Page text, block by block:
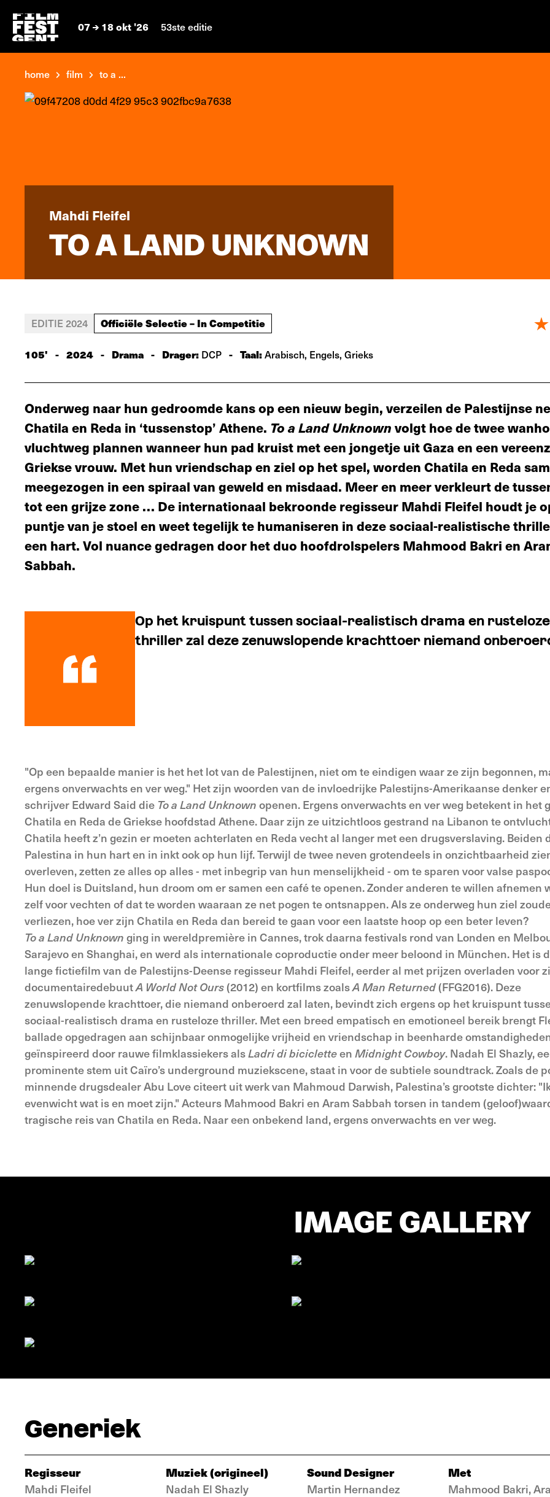
07 18 okt '26 53ste editie
home film to a ...
Mahdi Fleifel
TO A LAND UNKNOWN
EDITIE 2024 Officiële Selectie – In Competitie
105' - 2024 - Drama - Drager: DCP - Taal:Arabisch, Engels, Grieks
Onderweg naar hun gedroomde kans op een nieuw begin, verzeilen de Palestijnse
Chatila en Reda in ‘tussenstop’ Athene. To a Land Unknown volgt hoe de twee
vluchtweg plannen wanneer hun pad kruist met een jongetje uit Gaza en een
Griekse vrouw. Met hun vriendschap en ziel op het spel, worden Chatila en Reda
meegezogen in een spiraal van geweld en misdaad. Meer en meer verkleurt de
tot een grijze zone … De internationaal bekroonde regisseur Mahdi Fleifel houdt je
puntje van je stoel en weet tegelijk te humaniseren in deze sociaal-realistische
een hart. Vol nuance gedragen door het duo hoofdrolspelers Mahmood Bakri en
Sabbah.
Op het kruispunt tussen sociaal-realistisch drama en rusteloze
thriller zal deze zenuwslopende krachttoer niemand
"Op een bepaalde manier is het het lot van de Palestijnen, niet om te eindigen waar ze zijn begonnen,
ergens onverwachts en ver weg." Het zijn woorden van de invloedrijke Palestijns-Amerikaanse denker
schrijver Edward Said die To a Land Unknown openen. Ergens onverwachts en ver weg betekent in het
Chatila en Reda de Griekse hoofdstad Athene. Daar zijn ze uitzichtloos gestrand na Libanon te
Chatila heeft z’n gezin er moeten achterlaten en Reda vecht al langer met een drugsverslaving. Beiden
Palestina in hun hart en in inkt ook op hun lijf. Terwijl de twee neven grotendeels in onzichtbaarheid
overleven, zetten ze alles op alles - met inbegrip van hun menselijkheid - om te sparen voor valse
Hun doel is Duitsland, hun droom om er samen een café te openen. Zonder anderen te willen afnemen
zelf voor vechten of dat te worden waaraan ze net pogen te ontsnappen. Als ze onderweg hun ziel
verliezen, hoe ver zijn Chatila en Reda dan bereid te gaan voor een laatste hoop op een beter leven?
To a Land Unknown ging in wereldpremière in Cannes, trok daarna festivals rond van Londen en
Sarajevo en Shanghai, en werd als internationale coproductie onder meer beloond in München. Het is
lange fictiefilm van de Palestijns-Deense regisseur Mahdi Fleifel, eerder al met prijzen overladen voor
documentairedebuutA World Not Ours (2012) en kortfilms zoalsA Man Returned (FFG2016). Deze
zenuwslopende krachttoer, die niemand onberoerd zal laten, bevindt zich ergens op het kruispunt
sociaal-realistisch drama en rusteloze thriller. Met een breed empatisch en emotioneel bereik brengt
ballade opgedragen aan schijnbaar onmogelijke vrijheid en vriendschap in beenharde
geïnspireerd door rauwe filmklassiekers alsLadri di bicicletteen Midnight Cowboy. Nadah El Shazly,
prominente stem uit Caïro’s underground muziekscene, staat in voor de subtiele soundtrack. Zoals de
minnende drugsdealer Abu Love citeert uit werk van Mahmoud Darwish, Palestina’s grootste dichter:
evenwicht wat is en moet zijn." Acteurs Mahmood Bakri en Aram Sabbah torsen in tandem
tragische reis van Chatila en Reda. Naar een onbekend land, ergens onverwachts en ver weg.
IMAGE GALLERY
Generiek
Regisseur
Mahdi Fleifel
Muziek (origineel)
Nadah El Shazly
Sound Designer
Martin Hernandez
Met
Mahmood Bakri,